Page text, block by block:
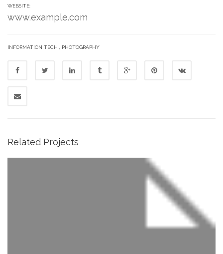
WEBSITE:
www.example.com
INFORMATION TECH PHOTOGRAPHY
Related Projects